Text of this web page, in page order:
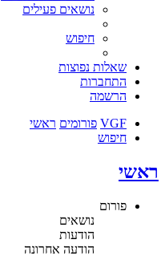
נושאים פעילים
חיפוש
שאלות נפוצות
התחברות
הרשמה
VGF פורומים ראשי
חיפוש
ראשי
פורום
נושאים
הודעות
הודעה אחרונה